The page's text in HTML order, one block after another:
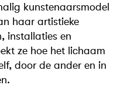
kunstenaarsmodel
haar artistieke
installaties en
ze hoe het lichaam
door de ander en in